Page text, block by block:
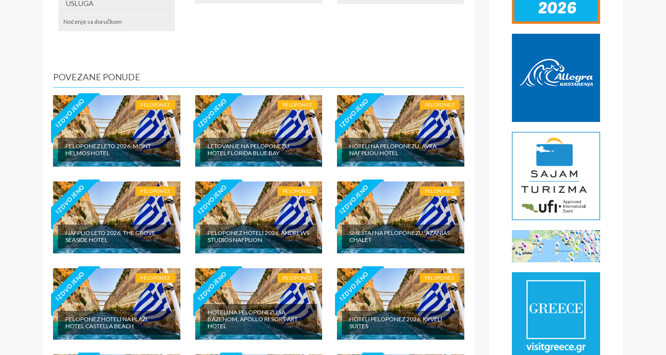
USLUGA
Noćenje sa doručkom
plaćaju u valuti domicilne zemlje na licu mesta. - individualne troškove
POVEZANE PONUDE
IZDVOJENO PELOPONEZ
PELOPONEZ LETO 2026, MONT
HELMOS HOTEL
IZDVOJENO PELOPONEZ
LETOVANJE NA PELOPONEZU,
HOTEL FLORIDA BLUE BAY
IZDVOJENO PELOPONEZ
HOTELI NA PELOPONEZU, AVRA
NAFPLIOU HOTEL
IZDVOJENO PELOPONEZ
NAFPLIO LETO 2026, THE GROVE
SEASIDE HOTEL
IZDVOJENO PELOPONEZ
PELOPONEZ HOTELI 2026, ANDREWS
STUDIOS NAFPLION
IZDVOJENO PELOPONEZ
SMEŠTAJ NA PELOPONEZU, AZANIAS
CHALET
IZDVOJENO PELOPONEZ
PELOPONEZ HOTELI NA PLAŽI,
HOTEL CASTELLA BEACH
IZDVOJENO PELOPONEZ
HOTELI NA PELOPONEZU SA
BAZENOM, APOLLO RESORT ART
HOTEL
IZDVOJENO PELOPONEZ
HOTELI PELOPONEZ 2026, KYVELI
SUITES